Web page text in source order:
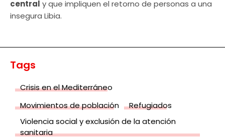
central y que impliquen el retorno de personas a una
insegura Libia.
Tags
Crisis en el Mediterráneo
Movimientos de población
Refugiados
Violencia social y exclusión de la atención
sanitaria